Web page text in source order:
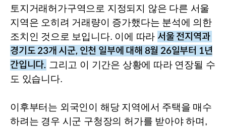
토지거래허가구역으로 지정되지 않은 다른 서울
지역은 오히려 거래량이 증가했다는 분석에 의한
조치인 것으로 보입니다. 이에 따라 서울 전지역과
경기도 23개 시군, 인천 일부에 대해 8월 26일부터 1년
간입니다. 그리고 이 기간은 상황에 따라 연장될 수
도 있습니다.
이후부터는 외국인이 해당 지역에서 주택을 매수
하려는 경우 시군 구청장의 허가를 받아야 하며,